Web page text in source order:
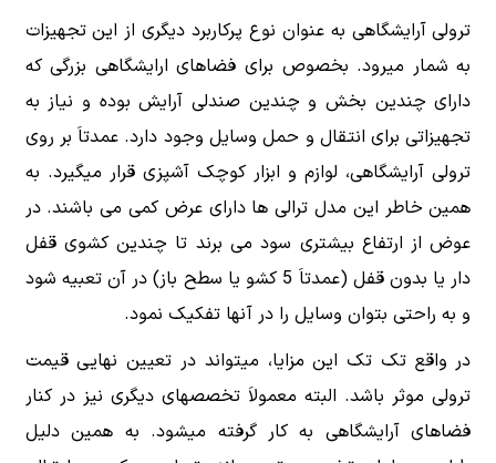
ترولی آرایشگاهی به عنوان نوع پرکاربرد دیگری از این تجهیزات
به شمار میرود. بخصوص برای فضاهای ارایشگاهی بزرگی که
دارای چندین بخش و چندین صندلی آرایش بوده و نیاز به
تجهیزاتی برای انتقال و حمل وسایل وجود دارد. عمدتاَ بر روی
ترولی آرایشگاهی، لوازم و ابزار کوچک آشپزی قرار میگیرد. به
همین خاطر این مدل ترالی ها دارای عرض کمی می باشند. در
عوض از ارتفاع بیشتری سود می برند تا چندین کشوی قفل
دار یا بدون قفل (عمدتاَ 5 کشو یا سطح باز) در آن تعبیه شود
و به راحتی بتوان وسایل را در آنها تفکیک نمود.
در واقع تک تک این مزایا، میتواند در تعیین نهایی قیمت
ترولی موثر باشد. البته معمولاَ تخصصهای دیگری نیز در کنار
فضاهای آرایشگاهی به کار گرفته میشود. به همین دلیل